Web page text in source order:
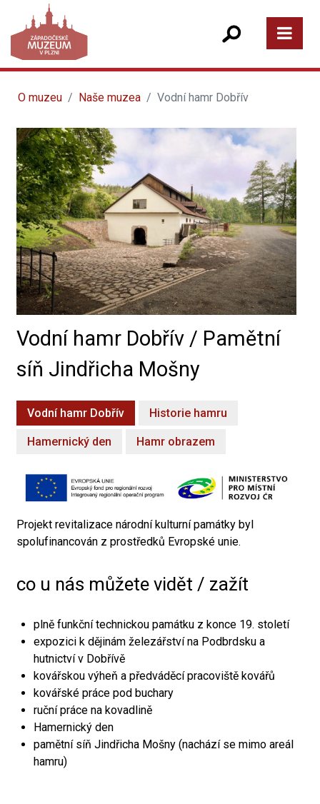
O muzeu Naše muzea Vodní hamr Dobřív
Vodní hamr Dobřív / Pamětní
síň Jindřicha Mošny
Vodní hamr Dobřív Historie hamru
Hamernický den Hamr obrazem
Projekt revitalizace národní kulturní památky byl
spolufinancován z prostředků Evropské unie.
co u nás můžete vidět / zažít
plně funkční technickou památku z konce 19. století
expozici k dějinám železářství na Podbrdsku a
hutnictví v Dobřívě
kovářskou výheň a předváděcí pracoviště kovářů
kovářské práce pod buchary
ruční práce na kovadlině
Hamernický den
pamětní síň Jindřicha Mošny (nachází se mimo areál
hamru)